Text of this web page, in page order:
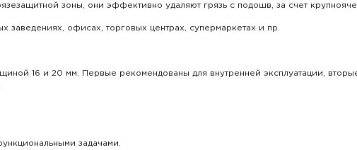
зоны, они эффективно удаляют грязь с подошв, за счет
заведениях, офисах, торговых центрах, супермаркетах и пр.
16 и 20 мм. Первые рекомендованы для внутренней эксплуатации,
задачами.